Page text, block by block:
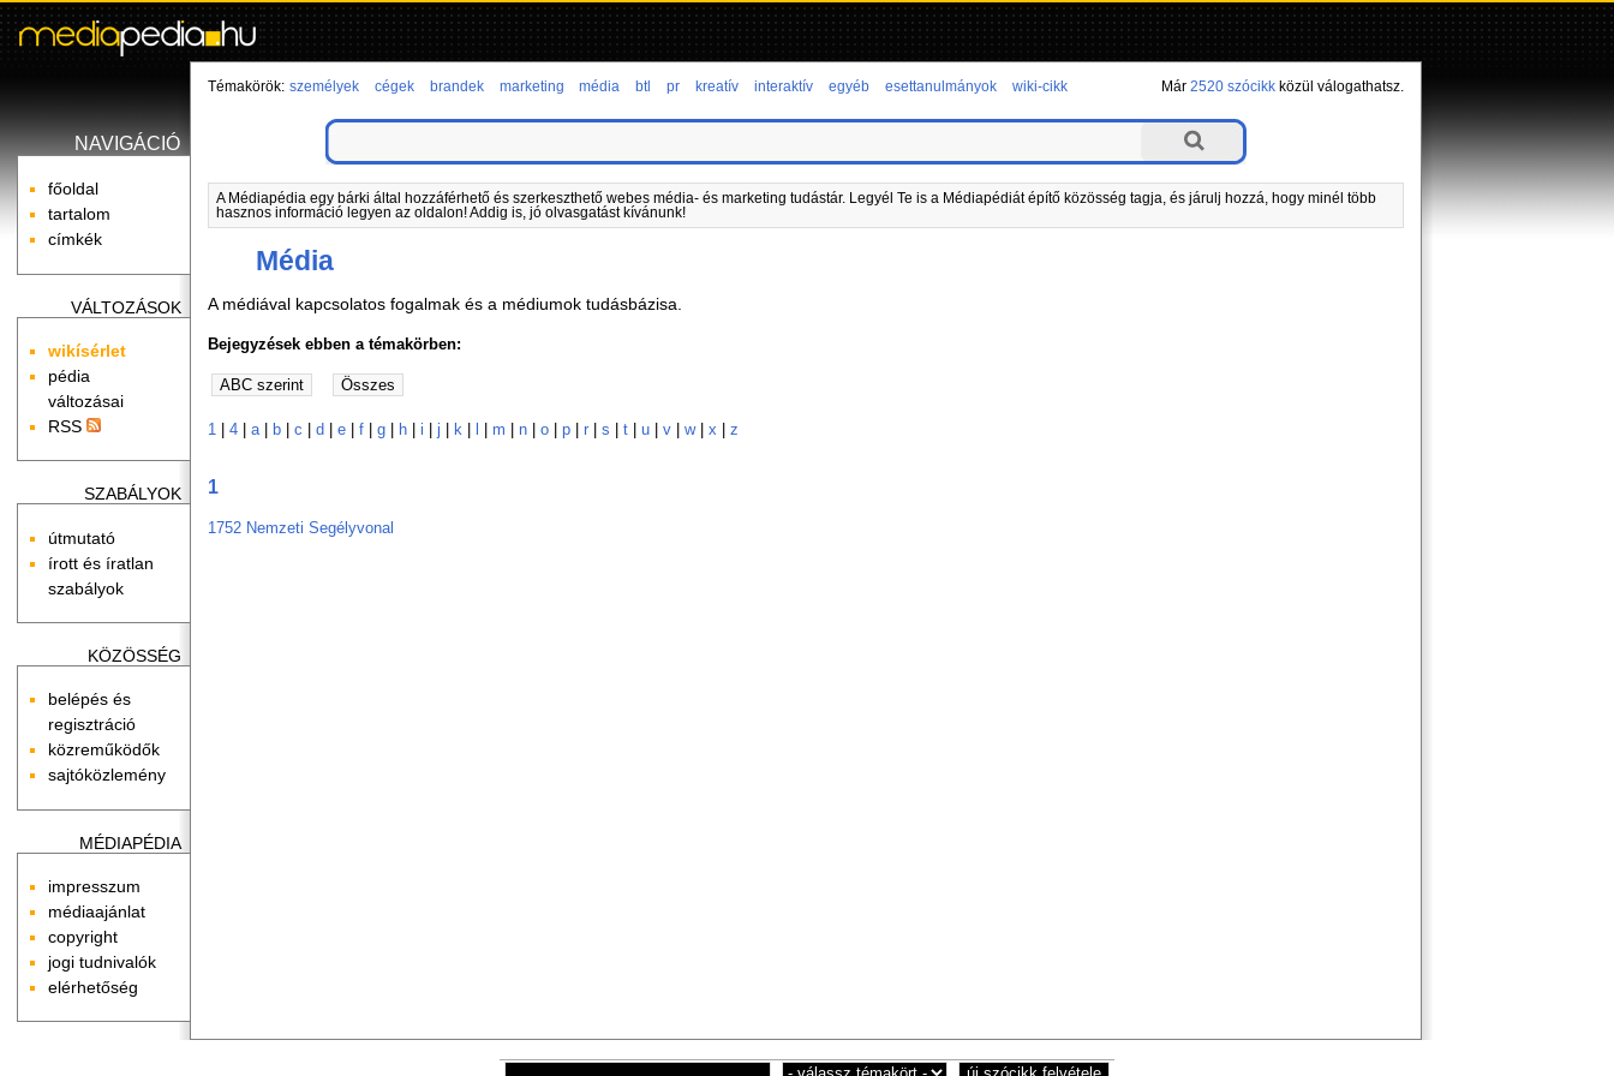
NAVIGÁCIÓ
főoldal
tartalom
címkék
VÁLTOZÁSOK
wikísérlet
pédia
változásai
RSS
SZABÁLYOK
útmutató
írott és íratlan
szabályok
KÖZÖSSÉG
belépés és
regisztráció
közreműködők
sajtóközlemény
MÉDIAPÉDIA
impresszum
médiaajánlat
copyright
jogi tudnivalók
elérhetőség
Témakörök: személyek cégek brandek marketing média btl pr kreatív interaktív egyéb esettanulmányok wiki-cikk Már 2520 szócikkközül válogathatsz.
A Médiapédia egy bárki által hozzáférhető és szerkeszthető webes média- és marketing tudástár. Legyél Te is a Médiapédiát építő közösség tagja, és járulj hozzá, hogy minél több
hasznos információ legyen az oldalon! Addig is, jó olvasgatást kívánunk!
Média
A médiával kapcsolatos fogalmak és a médiumok tudásbázisa.
Bejegyzések ebben a témakörben:
1 |4 |a b |c |d |e |f |g h |i |j k |m |n |o |p |r |s |t |u |v |w|x |z
1
1752 Nemzeti Segélyvonal